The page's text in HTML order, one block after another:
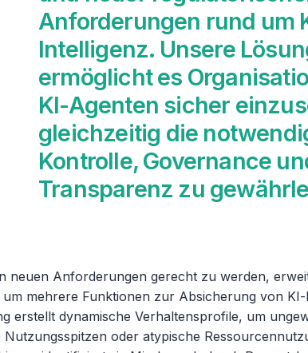
Anforderungen rund um
Intelligenz. Unsere
ermöglicht es
KI-Agenten sicher
gleichzeitig die
Kontrolle, Governance
Transparenz zu
neuen Anforderungen gerecht zu werden,
mehrere Funktionen zur Absicherung von
erstellt dynamische Verhaltensprofile, um
Nutzungsspitzen oder atypische